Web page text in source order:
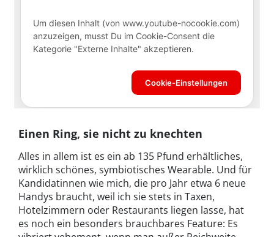
Einen Ring, sie nicht zu knechten
Alles in allem ist es ein ab 135 Pfund erhältliches,
wirklich schönes, symbiotisches Wearable. Und für
Kandidatinnen wie mich, die pro Jahr etwa 6 neue
Handys braucht, weil ich sie stets in Taxen,
Hotelzimmern oder Restaurants liegen lasse, hat
es noch ein besonders brauchbares Feature: Es